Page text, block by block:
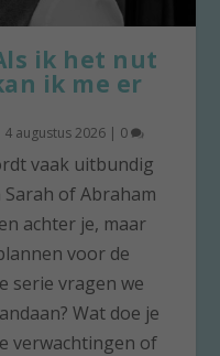
ik het nut
ik me er
4 augustus 2026 | 0
vaak uitbundig
of Abraham
achter je, maar
voor de
serie vragen we
Wat doe je
verwachtingen of